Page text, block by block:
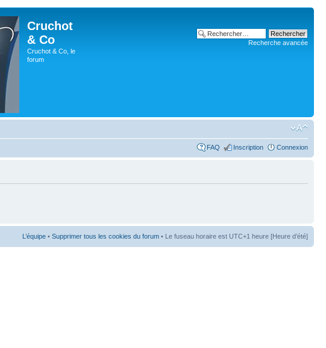
Cruchot
& Co
Cruchot & Co, le
forum
Recherche avancée
FAQ Inscription Connexion
L’équipe • Supprimer tous les cookies du forum • Le fuseau horaire est UTC+1 heure [Heure d’été]